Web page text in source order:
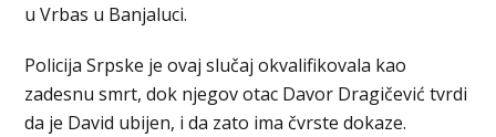
u Vrbas u Banjaluci.
Policija Srpske je ovaj slučaj okvalifikovala kao
zadesnu smrt, dok njegov otac Davor Dragičević tvrdi
da je David ubijen, i da zato ima čvrste dokaze.